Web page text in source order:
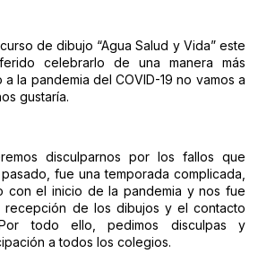
de dibujo “Agua Salud y Vida” este
celebrarlo de una manera más
la pandemia del COVID-19 no vamos a
gustaría.
disculparnos por los fallos que
fue una temporada complicada,
con el inicio de la pandemia y nos fue
recepción de los dibujos y el contacto
todo ello, pedimos disculpas y
a todos los colegios.